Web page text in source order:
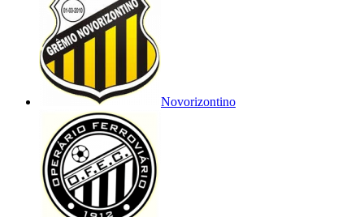
Novorizontino